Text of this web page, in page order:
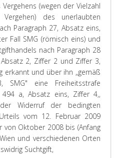
(wegen der Vielzahl
des unerlaubten
Paragraph 27, Absatz eins,
Fall SMG (römisch eins) und
nach Paragraph 28
2, Ziffer 2 und Ziffer 3,
erkannt und über ihn „gemäß
SMG" eine Freiheitsstrafe
494 a, Absatz eins, Ziffer 4,,
Widerruf der bedingten
vom 12. Februar 2009
von Oktober 2008 bis (Anfang
und verschiedenen Orten
Suchtgift,